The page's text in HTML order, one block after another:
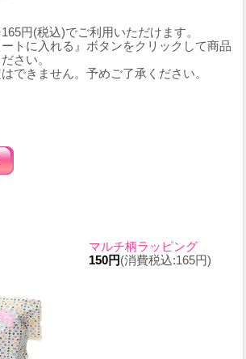
円(税込)でご利用いただけます。
トに入れる』ボタンをクリックして商品
さい。
できません。予めご了承ください。
マルチ柄ラッピング
150円(消費税込:165円)